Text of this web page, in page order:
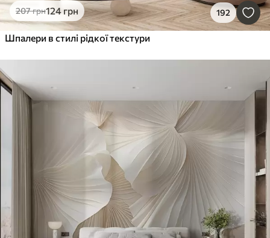
207грн124 грн 192
Шпалери в стилі рідкої текстури